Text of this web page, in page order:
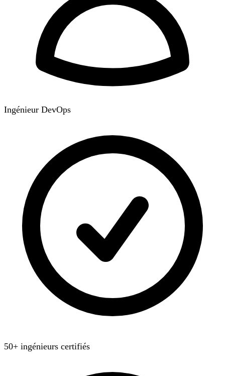
Ingénieur DevOps
50+ ingénieurs certifiés